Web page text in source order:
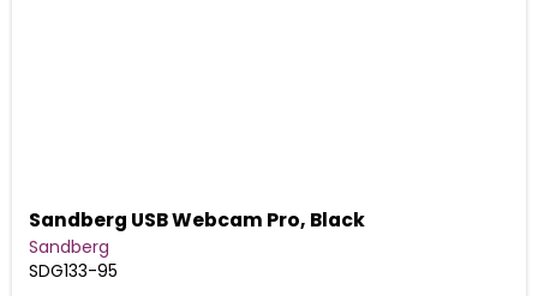
Sandberg USB Webcam Pro, Black
Sandberg
SDG133-95